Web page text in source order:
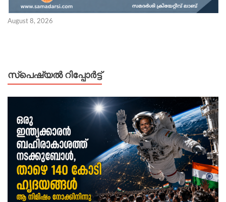
August 8, 2026
സ്പെഷ്യൽ റിപ്പോര്‍ട്ട്